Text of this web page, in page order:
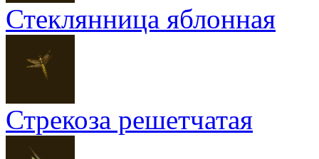
Стеклянница яблонная
Стрекоза решетчатая